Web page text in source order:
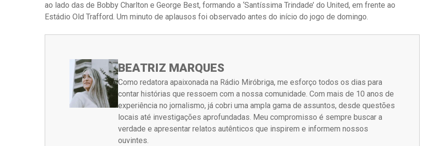
ao lado das de Bobby Charlton e George Best, formando a ‘Santíssima Trindade’ do United, em frente ao
Estádio Old Trafford. Um minuto de aplausos foi observado antes do início do jogo de domingo.
BEATRIZ MARQUES
Como redatora apaixonada na Rádio Miróbriga, me esforço todos os dias para
contar histórias que ressoem com a nossa comunidade. Com mais de 10 anos de
experiência no jornalismo, já cobri uma ampla gama de assuntos, desde questões
locais até investigações aprofundadas. Meu compromisso é sempre buscar a
verdade e apresentar relatos autênticos que inspirem e informem nossos
ouvintes.